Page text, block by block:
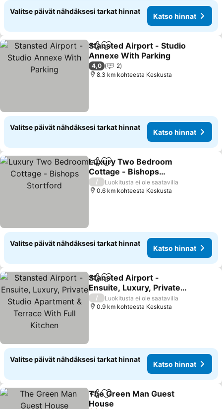
Valitse päivät nähdäksesi tarkat hinnat
Katso hinnat
Jaa Lisää suosikkeihin
Stansted Airport - Studio
Annexe With Parking
4,0
2
8.3 km kohteesta Keskusta
Valitse päivät nähdäksesi tarkat hinnat
Katso hinnat
Jaa Lisää suosikkeihin
Luxury Two Bedroom
Cottage - Bishops
Stortford
/
Luokitusta ei ole saatavilla
0.6 km kohteesta Keskusta
Valitse päivät nähdäksesi tarkat hinnat
Katso hinnat
Jaa Lisää suosikkeihin
Stansted Airport -
Ensuite, Luxury, Private
Studio Apartment &
Terrace With Full Kitchen
/
Luokitusta ei ole saatavilla
0.9 km kohteesta Keskusta
Valitse päivät nähdäksesi tarkat hinnat
Katso hinnat
Jaa Lisää suosikkeihin
The Green Man Guest
House